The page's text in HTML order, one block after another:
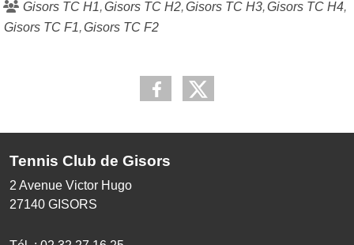
Gisors TC H1 Gisors TC H2 Gisors TC H3 Gisors TC H4
Gisors TC F1 Gisors TC F2
Tennis Club de Gisors
2 Avenue Victor Hugo
27140 GISORS